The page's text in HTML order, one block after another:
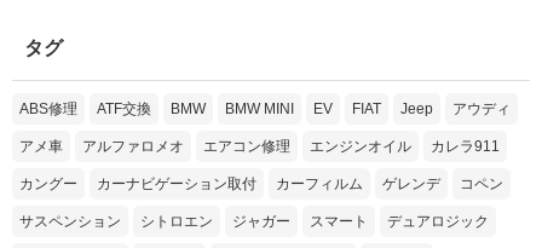
タグ
ABS修理 ATF交換 BMW BMW MINI EV FIAT Jeep アウディ
アメ車 アルファロメオ エアコン修理 エンジンオイル カレラ911
カングー カーナビゲーション取付 カーフィルム ゲレンデ コペン
サスペンション シトロエン ジャガー スマート デュアロジック